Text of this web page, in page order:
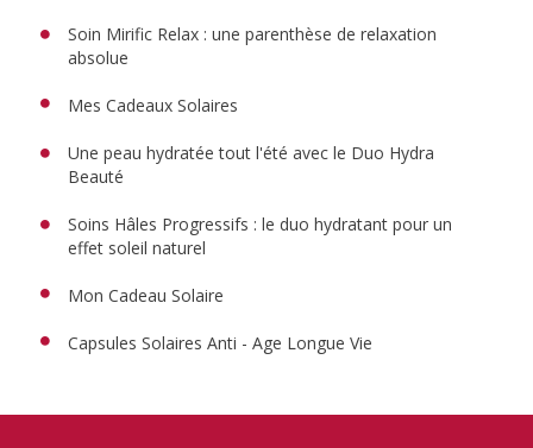
Soin Mirific Relax : une parenthèse de relaxation
absolue
Mes Cadeaux Solaires
Une peau hydratée tout l'été avec le Duo Hydra
Beauté
Soins Hâles Progressifs : le duo hydratant pour un
effet soleil naturel
Mon Cadeau Solaire
Capsules Solaires Anti - Age Longue Vie